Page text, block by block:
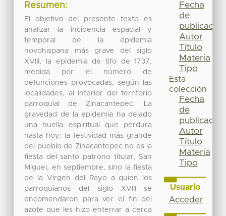
Resumen:
El objetivo del presente texto es
analizar la incidencia espacial y
temporal de la epidemia
novohispana más grave del siglo
XVIII, la epidemia de tifo de 1737,
medida por el número de
defunciones provocadas, según las
localidades, al interior del territorio
parroquial de Zinacantepec. La
gravedad de la epidemia ha dejado
una huella espiritual que perdura
hasta hoy: la festividad más grande
del pueblo de Zinacantepec no es la
fiesta del santo patrono titular, San
Miguel, en septiembre, sino la fiesta
de la Virgen del Rayo a quien los
parroquianos del siglo XVIII se
encomendaron para ver el fin del
azote que les hizo enterrar a cerca
Fecha
de
publicación
Autor
Título
Materia
Tipo
Esta
colección
Fecha
de
publicación
Autor
Título
Materia
Tipo
Usuario
Acceder